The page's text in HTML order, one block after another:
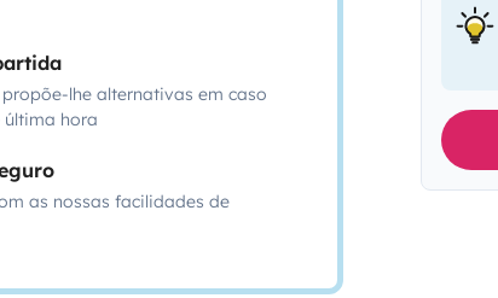
lhe alternativas em caso
última hora
as nossas facilidades de